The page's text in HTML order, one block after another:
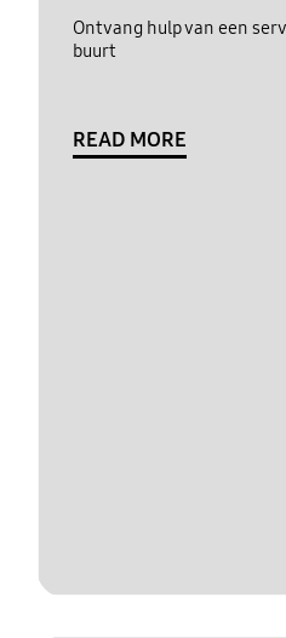
Ontvang hulp van een
buurt
READ MORE